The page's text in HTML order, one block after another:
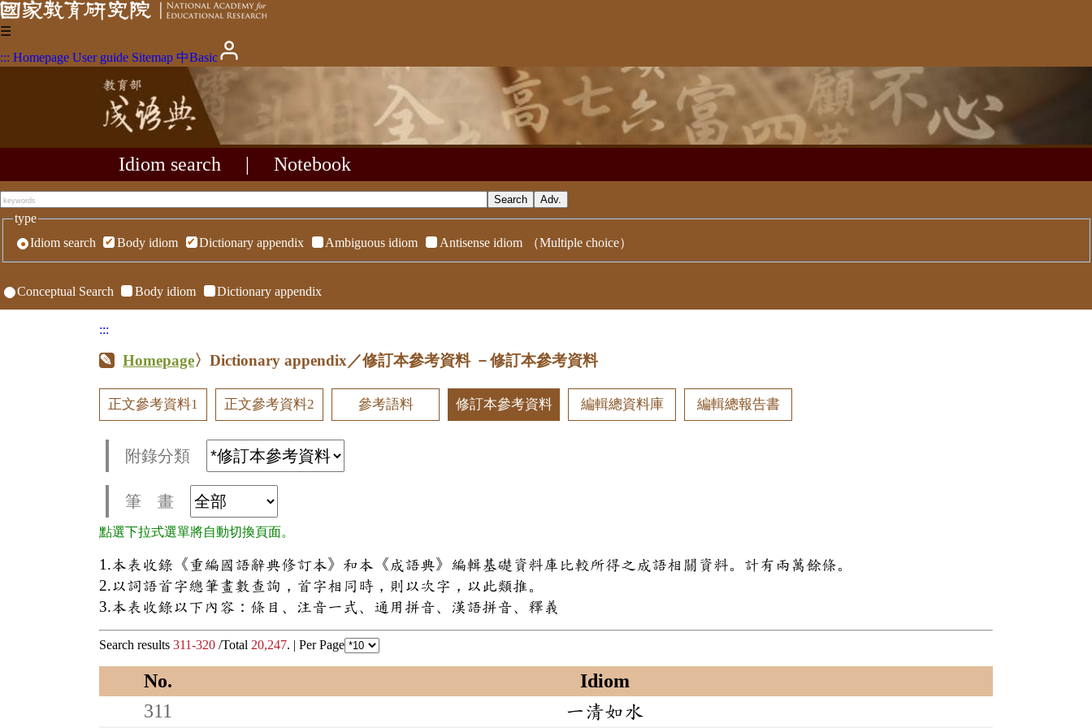
☰
::: Homepage User guide Sitemap 中Basic
Idiom search Notebook
type
Idiom search
Body idiom Dictionary appendix Ambiguous idiom Antisense idiom （Multiple choice）
Conceptual Search Body idiom Dictionary appendix
:::
Homepage〉Dictionary appendix／修訂本參考資料 －修訂本參考資料
正文參考資料1 正文參考資料2 參考語料 修訂本參考資料 編輯總資料庫 編輯總報告書
附錄分類
筆 畫
點選下拉式選單將自動切換頁面。
1.本表收錄《重編國語辭典修訂本》和本《成語典》編輯基礎資料庫比較所得之成語相關資料。計有兩萬餘條。
2.以詞語首字總筆畫數查詢，首字相同時，則以次字，以此類推。
3.本表收錄以下內容：條目、注音一式、通用拼音、漢語拼音、釋義
Search results 311-320 /Total 20,247. | Per Page
No.
Idiom
311
一清如水